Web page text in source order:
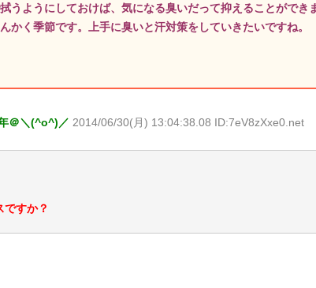
うようにしておけば、気になる臭いだって抑えることができ
かく季節です。上手に臭いと汗対策をしていきたいですね。
＠＼(^o^)／ 2014/06/30(月) 13:04:38.08 ID:7eV8zXxe0.net
ですか？